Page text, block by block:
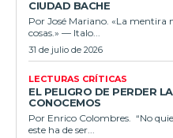
CIUDAD BACHE
Por José Mariano. «La mentira
cosas.» — Italo...
31 de julio de 2026
LECTURAS CRÍTICAS
EL PELIGRO DE PERDER
CONOCEMOS
Por Enrico Colombres. “No quiero favores en perjuicio de mi país;
este ha de ser...